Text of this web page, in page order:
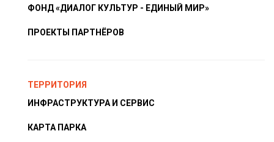
ФОНД «ДИАЛОГ КУЛЬТУР - ЕДИНЫЙ МИР»
ПРОЕКТЫ ПАРТНЁРОВ
ТЕРРИТОРИЯ
ИНФРАСТРУКТУРА И СЕРВИС
КАРТА ПАРКА